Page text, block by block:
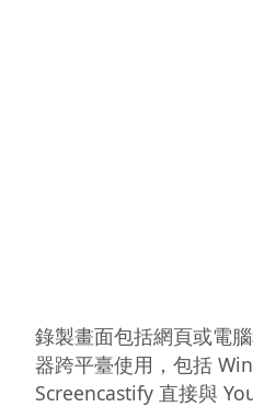
錄製畫面包括網頁或電
器跨平臺使用，包括
Screencastify 直接與